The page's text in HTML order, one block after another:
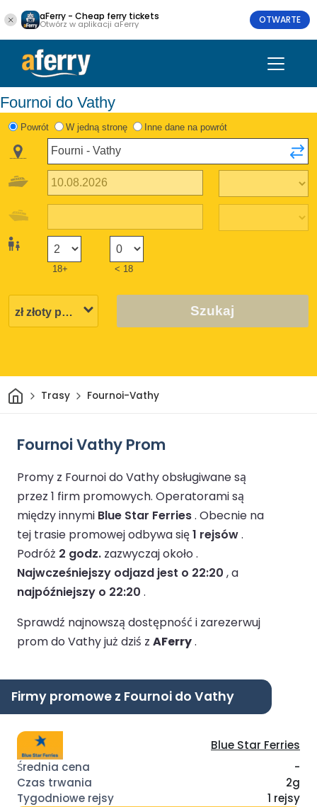
aFerry - Cheap ferry tickets
Otwórz w aplikacji aFerry OTWARTE
Fournoi do Vathy
Powrót W jedną stronę Inne dane na powrót
18+ < 18
Szukaj
DomTrasy Fournoi-Vathy
Fournoi Vathy Prom
Promy z Fournoi do Vathy obsługiwane są
przez 1 firm promowych. Operatorami są
między innymi Blue Star Ferries. Obecnie na
tej trasie promowej odbywa się1 rejsów.
Podróż 2 godz. zazwyczaj około .
Najwcześniejszy odjazd jest o 22:20 , a
najpóźniejszy o 22:20 .
Sprawdź najnowszą dostępność i zarezerwuj
prom do Vathy już dziś z AFerry.
Firmy promowe z Fournoi do Vathy
Blue Star Ferries
-
2g
1 rejsy